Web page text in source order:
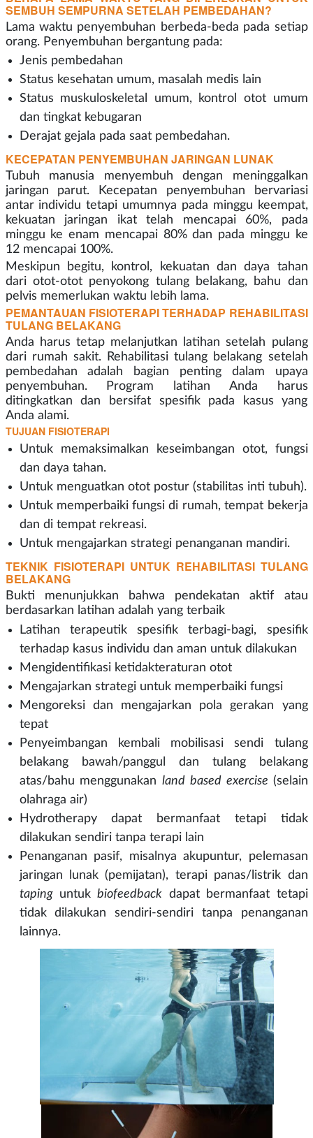
SEMBUH SEMPURNA SETELAH PEMBEDAHAN?
Lama waktu penyembuhan berbeda-beda pada setiap
orang. Penyembuhan bergantung pada:
Jenis pembedahan
Status kesehatan umum, masalah medis lain
Status muskuloskeletal umum, kontrol otot umum
dan tingkat kebugaran
Derajat gejala pada saat pembedahan.
KECEPATAN PENYEMBUHAN JARINGAN LUNAK
Tubuh manusia menyembuh dengan meninggalkan
jaringan parut. Kecepatan penyembuhan bervariasi
antar individu tetapi umumnya pada minggu keempat,
kekuatan jaringan ikat telah mencapai 60%, pada
minggu ke enam mencapai 80% dan pada minggu ke
12 mencapai 100%.
Meskipun begitu, kontrol, kekuatan dan daya tahan
dari otot-otot penyokong tulang belakang, bahu dan
pelvis memerlukan waktu lebih lama.
PEMANTAUAN FISIOTERAPI TERHADAP REHABILITASI
TULANG BELAKANG
Anda harus tetap melanjutkan latihan setelah pulang
dari rumah sakit. Rehabilitasi tulang belakang setelah
pembedahan adalah bagian penting dalam upaya
penyembuhan. Program latihan Anda harus
ditingkatkan dan bersifat spesifik pada kasus yang
Anda alami.
TUJUAN FISIOTERAPI
Untuk memaksimalkan keseimbangan otot, fungsi
dan daya tahan.
Untuk menguatkan otot postur (stabilitas inti tubuh).
Untuk memperbaiki fungsi di rumah, tempat bekerja
dan di tempat rekreasi.
Untuk mengajarkan strategi penanganan mandiri.
TEKNIK FISIOTERAPI UNTUK REHABILITASI TULANG
BELAKANG
Bukti menunjukkan bahwa pendekatan aktif atau
berdasarkan latihan adalah yang terbaik
Latihan terapeutik spesifik terbagi-bagi, spesifik
terhadap kasus individu dan aman untuk dilakukan
Mengidentifikasi ketidakteraturan otot
Mengajarkan strategi untuk memperbaiki fungsi
Mengoreksi dan mengajarkan pola gerakan yang
tepat
Penyeimbangan kembali mobilisasi sendi tulang
belakang bawah/panggul dan tulang belakang
atas/bahu menggunakanland based exercise (selain
olahraga air)
Hydrotherapy dapat bermanfaat tetapi tidak
dilakukan sendiri tanpa terapi lain
Penanganan pasif, misalnya akupuntur, pelemasan
jaringan lunak (pemijatan), terapi panas/listrik dan
tapinguntukbiofeedback dapat bermanfaat tetapi
tidak dilakukan sendiri-sendiri tanpa penanganan
lainnya.